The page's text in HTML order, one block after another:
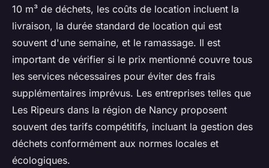
10 m³ de déchets, les coûts de location incluent la
livraison, la durée standard de location qui est
souvent d'une semaine, et le ramassage. Il est
important de vérifier si le prix mentionné couvre tous
les services nécessaires pour éviter des frais
supplémentaires imprévus. Les entreprises telles que
Les Ripeurs dans la région de Nancy proposent
souvent des tarifs compétitifs, incluant la gestion des
déchets conformément aux normes locales et
écologiques.